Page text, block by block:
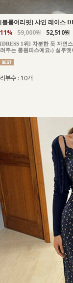
[볼륨여리핏] 샤인 레이스
11% 59,000원 52,510원
[DRESS 1위] 차분한 듯 자연
려주는 롱원피스예요:) 실루
리뷰수 : 10개